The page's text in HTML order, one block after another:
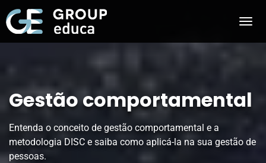
Gestão comportamental
Entenda o conceito de gestão comportamental e a
metodologia DISC e saiba como aplicá-la na sua gestão de
pessoas.